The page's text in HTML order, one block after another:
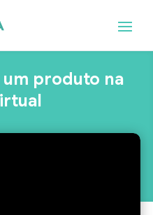
produto na